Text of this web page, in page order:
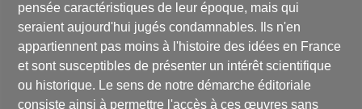
pensée caractéristiques de leur époque, mais qui
seraient aujourd'hui jugés condamnables. Ils n'en
appartiennent pas moins à l'histoire des idées en France
et sont susceptibles de présenter un intérêt scientifique
ou historique. Le sens de notre démarche éditoriale
consiste ainsi à permettre l'accès à ces œuvres sans